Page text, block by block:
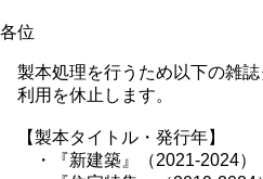
各位
製本処理を行うため以下の雑誌
利用を休止します。
【製本タイトル・発行年】
・『新建築』（2021-2024）